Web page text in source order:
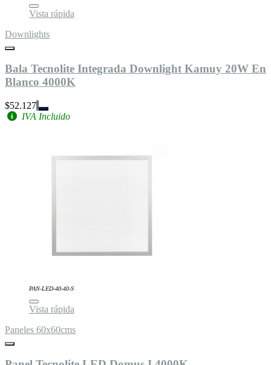
Vista rápida
Downlights
Bala Tecnolite Integrada Downlight Kamuy 20W En
Blanco 4000K
$52.127
IVA Incluido
PAN-LED-40-40-S
Vista rápida
Paneles 60x60cms